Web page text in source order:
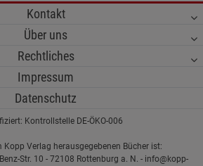
Kontakt
Über uns
Rechtliches
Impressum
Datenschutz
Kontrollstelle DE-ÖKO-006
Kopp Verlag herausgegebenen Bücher ist:
Str. 10 - 72108 Rottenburg a. N. - info@kopp-